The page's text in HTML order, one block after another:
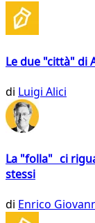
Le due "città" di
di Luigi Alici
La "folla" ci
stessi
di Enrico